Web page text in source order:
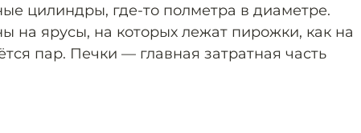
цилиндры, где-то полметра в диаметре.
на ярусы, на которых лежат пирожки, как на
пар. Печки — главная затратная часть